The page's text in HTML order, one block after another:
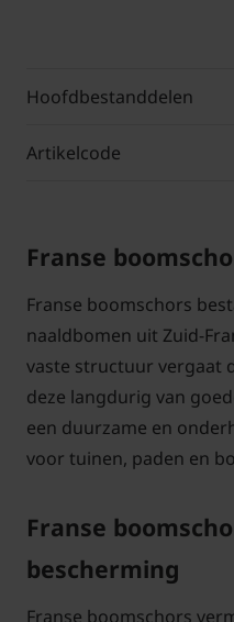
Hoofdbestanddelen
Artikelcode
Franse
Franse boomschors
naaldbomen uit Zuid-
vaste structuur vergaat
deze langdurig van
een duurzame en
voor tuinen, paden en
Franse
bescherming
Franse boomschors